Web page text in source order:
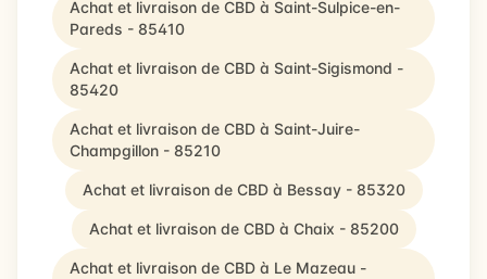
Achat et livraison de CBD à Saint-Sulpice-en-
Pareds - 85410
Achat et livraison de CBD à Saint-Sigismond -
85420
Achat et livraison de CBD à Saint-Juire-
Champgillon - 85210
Achat et livraison de CBD à Bessay - 85320
Achat et livraison de CBD à Chaix - 85200
Achat et livraison de CBD à Le Mazeau -